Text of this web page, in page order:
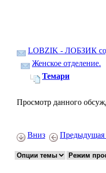
LOBZIK - ЛОБЗИК
Женское отделение.
Темари
Просмотр данного
Вниз Предыдущая